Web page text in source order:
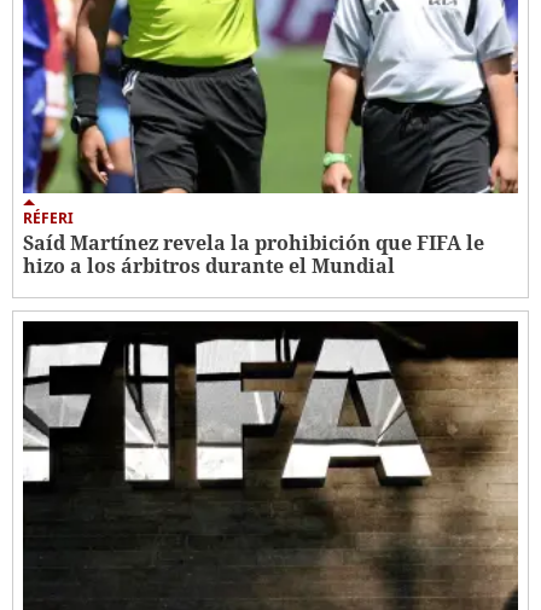
RÉFERI
Saíd Martínez revela la prohibición que FIFA le
hizo a los árbitros durante el Mundial